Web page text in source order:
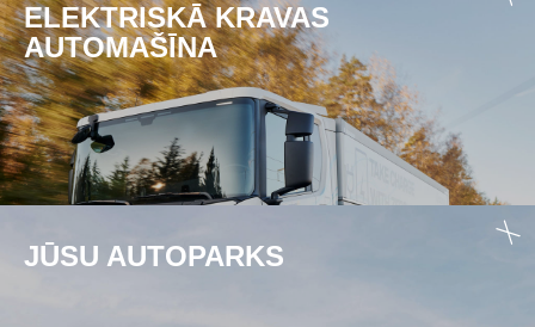
ELEKTRISKĀ KRAVAS
AUTOMAŠĪNA
JŪSU AUTOPARKS